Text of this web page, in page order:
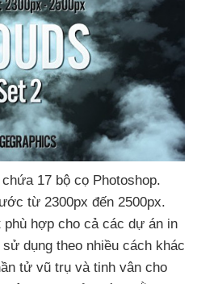
17 bộ cọ Photoshop.
từ 2300px đến 2500px.
phù hợp cho cả các dự án in
dụng theo nhiều cách khác
tử vũ trụ và tinh vân cho